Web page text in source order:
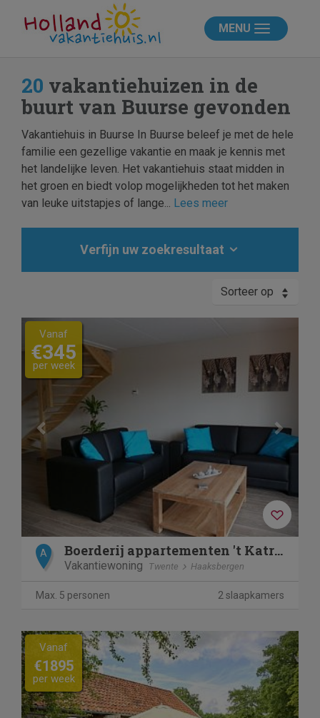
MENU
20 vakantiehuizen in de
buurt van Buurse gevonden
Vakantiehuis in Buurse In Buurse beleef je met de hele
familie een gezellige vakantie en maak je kennis met
het landelijke leven. Het vakantiehuis staat midden in
het groen en biedt volop mogelijkheden tot het maken
van leuke uitstapjes of lange... Lees meer
Verfijn uw zoekresultaat
Sorteer op
Previous
Vanaf
€345
per week
A Boerderij appartementen 't Katreel
Vakantiewoning Twente Haaksbergen
Max. 5 personen 2 slaapkamers
Previous Next
Vanaf
€1895
per week